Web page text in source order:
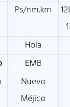
Ps/nm.km
Hola
EMB
Nuevo
Méjico